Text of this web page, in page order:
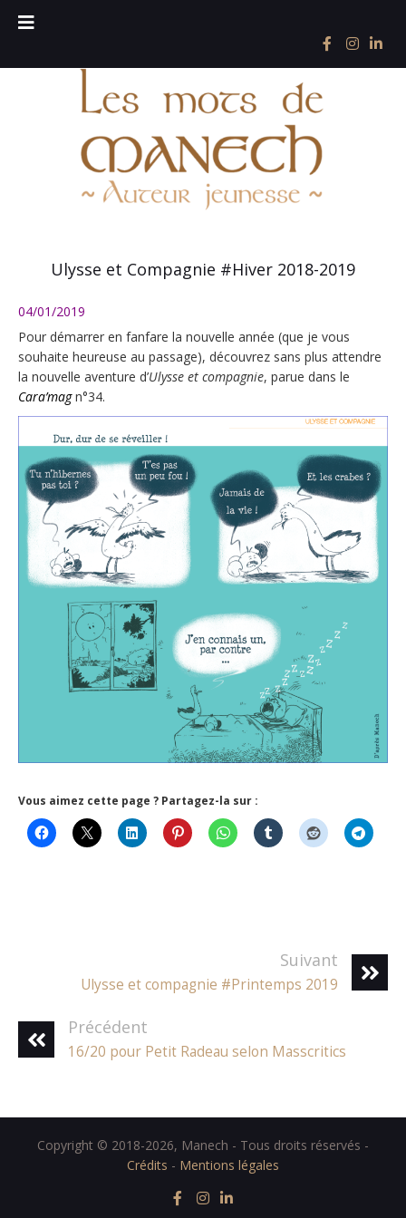
Ulysse et Compagnie #Hiver 2018-2019
04/01/2019
Pour démarrer en fanfare la nouvelle année (que je vous
souhaite heureuse au passage), découvrez sans plus attendre
la nouvelle aventure d’Ulysse et compagnie, parue dans le
Cara’magn°34.
Vous aimez cette page ? Partagez-la sur :
Suivant
Ulysse et compagnie #Printemps 2019
Précédent
16/20 pour Petit Radeau selon Masscritics
Copyright © 2018-2026, Manech - Tous droits réservés -
Crédits - Mentions légales